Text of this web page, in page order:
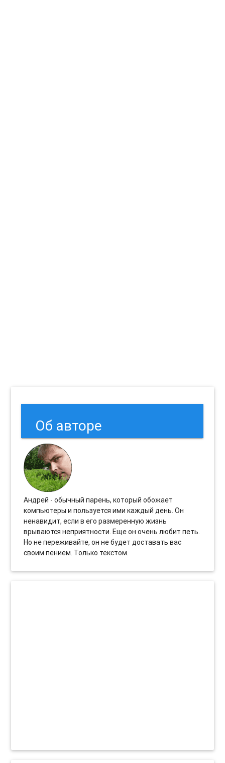
Об авторе
Андрей - обычный парень, который обожает
компьютеры и пользуется ими каждый день. Он
ненавидит, если в его размеренную жизнь
врываются неприятности. Еще он очень любит петь.
Но не переживайте, он не будет доставать вас
своим пением. Только текстом.